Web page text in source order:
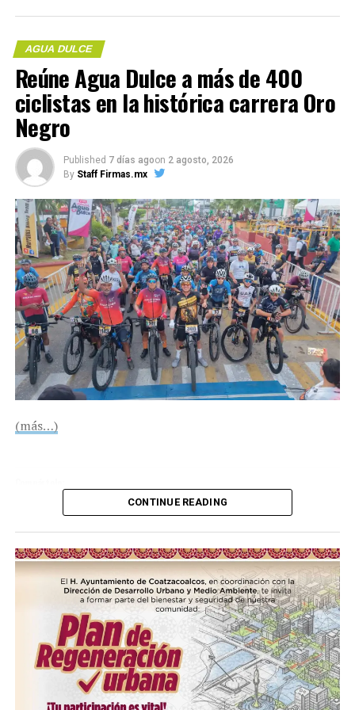
DIF Municipal e ICATVER impulsan el emprendimiento
DON'T MISS
Protección Civil Agua Dulce recibe capacitación
especializada en rescate vertical
Me gusta esto:
COMPARTE ESTA INFORMACIÓN
AGUA DULCE
Reúne Agua Dulce a más de 400
ciclistas en la histórica carrera Oro
Negro
Published 7 días agoon 2 agosto, 2026
By Staff Firmas.mx
(más…)
COMPARTE ESTA INFORMACIÓN
CONTINUE READING